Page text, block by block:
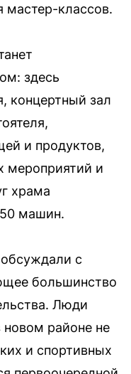
мастер-классов.
здесь
концертный зал
и продуктов,
и
храма
50 машин.
с
большинство
Люди
новом районе не
и спортивных